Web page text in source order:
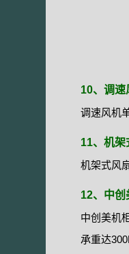
10、调速
调速风机
11、机架
机架式风
12、中创
中创美机
承重达